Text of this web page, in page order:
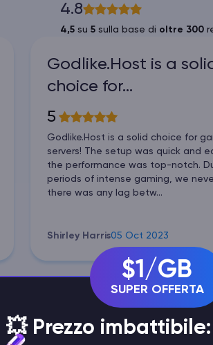
4.8
4,5 su 5 sulla base di oltre 300
Godlike.Host is a
choice for…
5
Godlike.Host is a solid choice for
servers! The setup was quick and
the performance was top-notch.
periods of intense gaming, we
there was any lag betw...
Shirley Harris05 Oct 2023
$1/GB
SUPER OFFERTA
💥 Prezzo